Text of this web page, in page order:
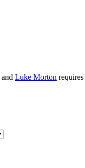
and Luke Morton requires